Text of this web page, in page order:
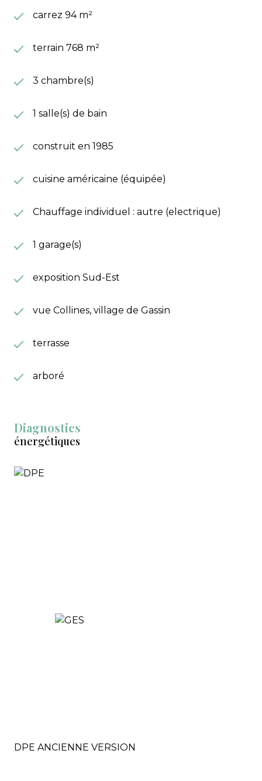
carrez 94 m²
terrain 768 m²
3 chambre(s)
1 salle(s) de bain
construit en 1985
cuisine américaine (équipée)
Chauffage individuel : autre (electrique)
1 garage(s)
exposition Sud-Est
vue Collines, village de Gassin
terrasse
arboré
Diagnostics
énergétiques
DPE ANCIENNE VERSION